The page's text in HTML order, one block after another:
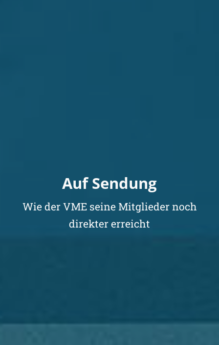
Auf Sendung
Wie der VME seine Mitglieder noch
direkter erreicht